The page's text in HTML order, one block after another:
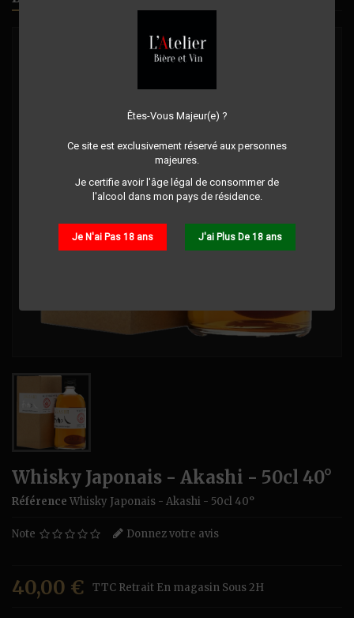
Êtes-Vous Majeur(e) ?
Ce site est exclusivement réservé aux personnes
majeures.
Je certifie avoir l'âge légal de consommer de
l'alcool dans mon pays de résidence.
Je N'ai Pas 18 ans J'ai Plus De 18 ans
Whisky Japonais - Akashi - 50cl 40°
Référence Whisky Japonais - Akashi - 50cl 40°
Note Donnez votre avis
40,00 € TTC Retrait En magasin Sous 2H